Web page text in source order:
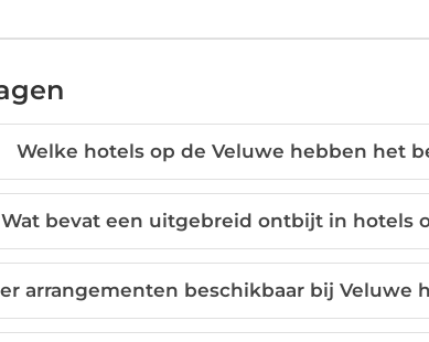
Welke hotels op de Veluwe hebben het
Wat bevat een uitgebreid ontbijt in hotels
arrangementen beschikbaar bij Veluwe